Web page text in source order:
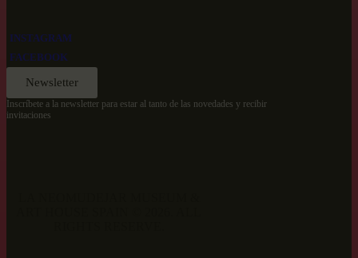
INSTAGRAM
FACEBOOK
Newsletter
Inscríbete a la newsletter para estar al tanto de las novedades y recibir
invitaciones